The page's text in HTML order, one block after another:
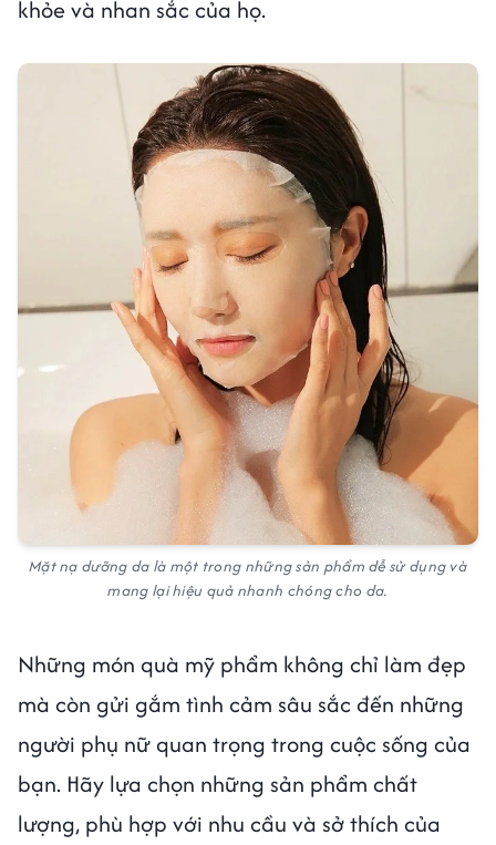
khỏe và nhan sắc của họ.
Mặt nạ dưỡng da là một trong những sản phẩm dễ sử dụng và
mang lại hiệu quả nhanh chóng cho da.
Những món quà mỹ phẩm không chỉ làm đẹp
mà còn gửi gắm tình cảm sâu sắc đến những
người phụ nữ quan trọng trong cuộc sống của
bạn. Hãy lựa chọn những sản phẩm chất
lượng, phù hợp với nhu cầu và sở thích của